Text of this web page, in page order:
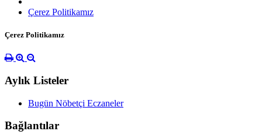
Çerez Politikamız
Çerez Politikamız
Aylık Listeler
Bugün Nöbetçi Eczaneler
Bağlantılar